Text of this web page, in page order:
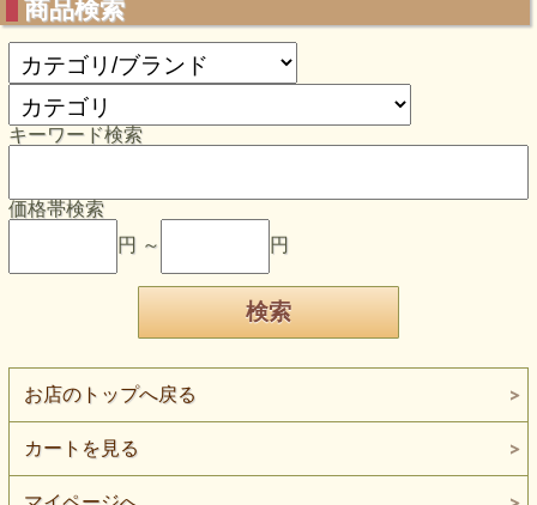
商品検索
キーワード検索
価格帯検索
円 ～
円
お店のトップへ戻る
カートを見る